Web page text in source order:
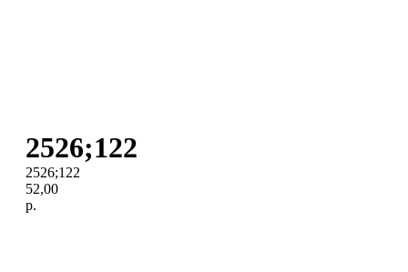
2526;122
2526;122
52,00
р.